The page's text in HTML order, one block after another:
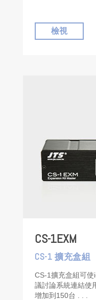
檢視
CS-1EXM
CS-1 擴充盒組
CS-1擴充盒組可
議討論系統連結使
增加到150台